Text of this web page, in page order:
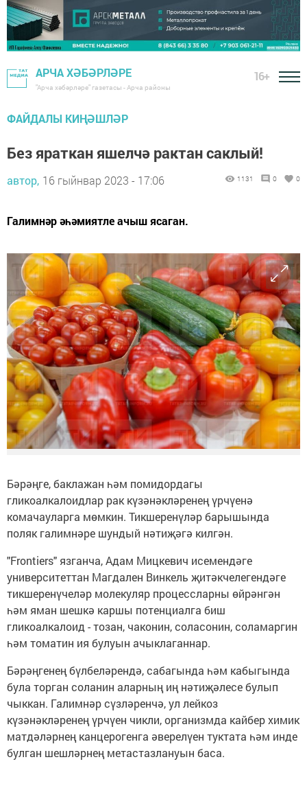
АРЧА ХӘБӘРЛӘРЕ
"Арча хәбәрләре" газетасы - Арча районы
16+
ФАЙДАЛЫ КИҢӘШЛӘР
Без яраткан яшелчә рактан саклый!
автор, 16 гыйнвар 2023 - 17:06 1131 0 0
Галимнәр әһәмиятле ачыш ясаган.
Бәрәңге, баклажан һәм помидордагы
гликоалкалоидлар рак күзәнәкләренең үрчүенә
комачауларга мөмкин. Тикшеренүләр барышында
поляк галимнәре шундый нәтиҗәгә килгән.
"Frontiers" язганча, Адам Мицкевич исемендәге
университеттан Магдален Винкель җитәкчелегендәге
тикшеренүчеләр молекуляр процессларны өйрәнгән
һәм яман шешкә каршы потенциалга биш
гликоалкалоид - тозан, чаконин, соласонин, соламаргин
һәм томатин ия булуын ачыклаганнар.
Бәрәңгенең бүлбеләрендә, сабагында һәм кабыгында
була торган соланин аларның иң нәтиҗәлесе булып
чыккан. Галимнәр сүзләренчә, ул лейкоз
күзәнәкләренең үрчүен чикли, организмда кайбер химик
матдәләрнең канцерогенга әверелүен туктата һәм инде
булган шешләрнең метастазлануын баса.